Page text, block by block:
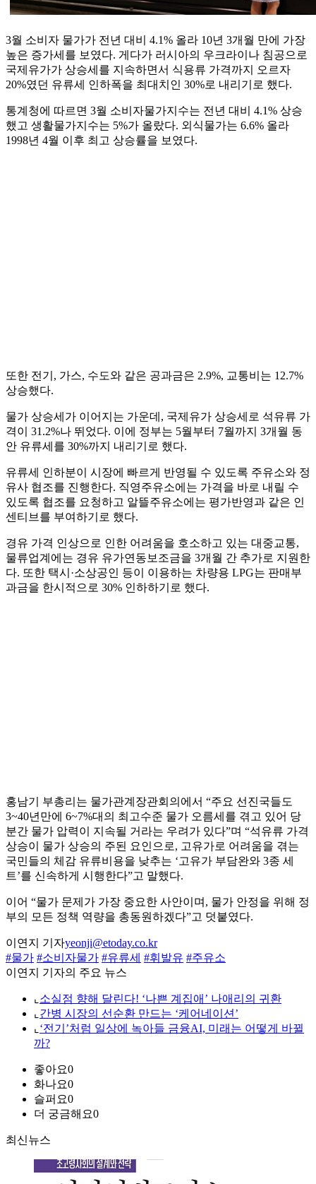
3월 소비자 물가가 전년 대비 4.1% 올라 10년 3개월 만에 가장
높은 증가세를 보였다. 게다가 러시아의 우크라이나 침공으로
국제유가가 상승세를 지속하면서 식용류 가격까지 오르자
20%였던 유류세 인하폭을 최대치인 30%로 내리기로 했다.
통계청에 따르면 3월 소비자물가지수는 전년 대비 4.1% 상승
했고 생활물가지수는 5%가 올랐다. 외식물가는 6.6% 올라
1998년 4월 이후 최고 상승률을 보였다.
또한 전기, 가스, 수도와 같은 공과금은 2.9%, 교통비는 12.7%
상승했다.
물가 상승세가 이어지는 가운데, 국제유가 상승세로 석유류 가
격이 31.2%나 뛰었다. 이에 정부는 5월부터 7월까지 3개월 동
안 유류세를 30%까지 내리기로 했다.
유류세 인하분이 시장에 빠르게 반영될 수 있도록 주유소와 정
유사 협조를 진행한다. 직영주유소에는 가격을 바로 내릴 수
있도록 협조를 요청하고 알뜰주유소에는 평가반영과 같은 인
센티브를 부여하기로 했다.
경유 가격 인상으로 인한 어려움을 호소하고 있는 대중교통,
물류업계에는 경유 유가연동보조금을 3개월 간 추가로 지원한
다. 또한 택시·소상공인 등이 이용하는 차량용 LPG는 판매부
과금을 한시적으로 30% 인하하기로 했다.
홍남기 부총리는 물가관계장관회의에서 “주요 선진국들도
3~40년만에 6~7%대의 최고수준 물가 오름세를 겪고 있어 당
분간 물가 압력이 지속될 거라는 우려가 있다”며 “석유류 가격
상승이 물가 상승의 주된 요인으로, 고유가로 어려움을 겪는
국민들의 체감 유류비용을 낮추는 ‘고유가 부담완와 3종 세
트’를 신속하게 시행한다”고 말했다.
이어 “물가 문제가 가장 중요한 사안이며, 물가 안정을 위해 정
부의 모든 정책 역량을 총동원하겠다”고 덧붙였다.
이연지 기자yeonji@etoday.co.kr
#물가 #소비자물가 #유류세 #휘발유 #주유소
이연지 기자의 주요 뉴스
⌞ 소실점 향해 달린다! ‘나쁜 계집애’ 나애리의 귀환
⌞ 간병 시장의 선순환 만드는 ‘케어네이션’
⌞ ‘전기’처럼 일상에 녹아들 금융AI, 미래는 어떻게 바뀔
까?
좋아요0
화나요0
슬퍼요0
더 궁금해요0
최신뉴스